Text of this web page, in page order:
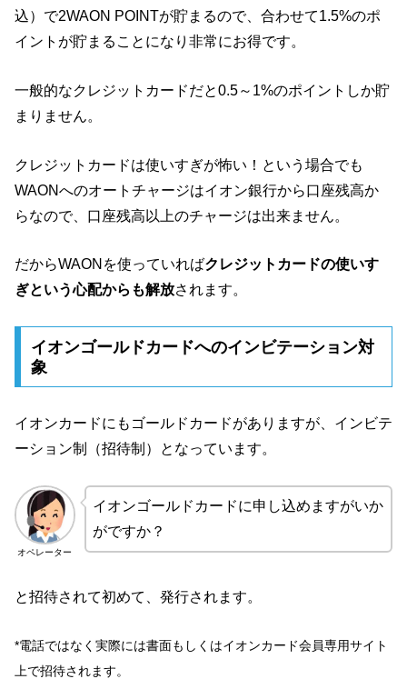
込）で2WAON POINTが貯まるので、合わせて1.5%のポ
イントが貯まることになり非常にお得です。
一般的なクレジットカードだと0.5～1%のポイントしか貯
まりません。
クレジットカードは使いすぎが怖い！という場合でも
WAONへのオートチャージはイオン銀行から口座残高か
らなので、口座残高以上のチャージは出来ません。
だからWAONを使っていればクレジットカードの使いす
ぎという心配からも解放されます。
イオンゴールドカードへのインビテーション対
象
イオンカードにもゴールドカードがありますが、インビテ
ーション制（招待制）となっています。
オペレーター
イオンゴールドカードに申し込めますがいか
がですか？
と招待されて初めて、発行されます。
*電話ではなく実際には書面もしくはイオンカード会員専用サイト
上で招待されます。